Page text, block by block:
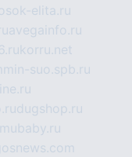
elita.ru
avegainfo.ru
korru.net
suo.spb.ru
dugshop.ru